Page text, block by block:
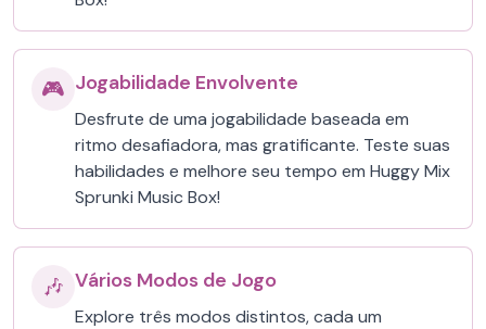
🎮 Jogabilidade Envolvente
Desfrute de uma jogabilidade baseada em
ritmo desafiadora, mas gratificante. Teste suas
habilidades e melhore seu tempo em Huggy Mix
Sprunki Music Box!
🎶 Vários Modos de Jogo
Explore três modos distintos, cada um